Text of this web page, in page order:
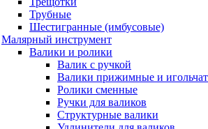
Трубные
Шестигранные (имбусовые)
Малярный инструмент
Валики и ролики
Валик с ручкой
Валики прижимные и
Ролики сменные
Ручки для валиков
Структурные валики